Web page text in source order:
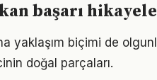
başarı
yaklaşım biçimi de
doğal parçaları.